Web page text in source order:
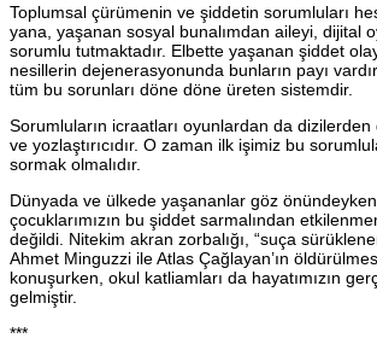
Toplumsal çürümenin ve şiddetin sorumluları
yana, yaşanan sosyal bunalımdan aileyi, dijital
sorumlu tutmaktadır. Elbette yaşanan şiddet
nesillerin dejenerasyonunda bunların payı
tüm bu sorunları döne döne üreten sistemdir.
Sorumluların icraatları oyunlardan da
ve yozlaştırıcıdır. O zaman ilk işimiz bu
sormak olmalıdır.
Dünyada ve ülkede yaşananlar göz
çocuklarımızın bu şiddet sarmalından
değildi. Nitekim akran zorbalığı, “suça
Ahmet Minguzzi ile Atlas Çağlayan’ın
konuşurken, okul katliamları da hayatımızın
gelmiştir.
***